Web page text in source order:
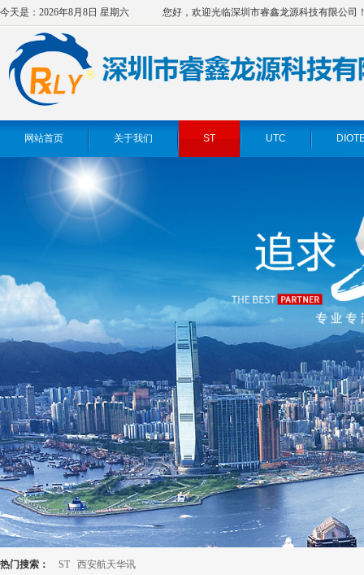
今天是：2026年8月8日 星期六 您好，欢迎光临深圳市睿鑫龙源科技有限公司
网站首页 关于我们 ST UTC
热门搜索： ST 西安航天华讯